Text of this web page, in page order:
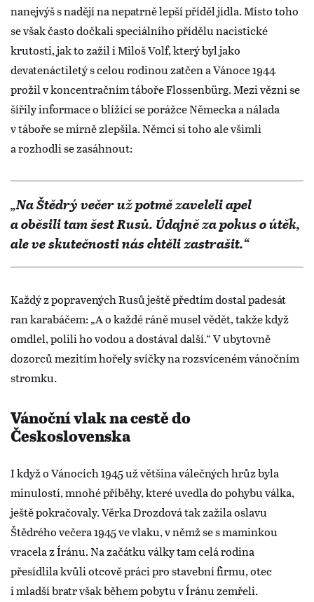
nanejvýš s nadějí na nepatrně lepší příděl jídla. Místo toho
se však často dočkali speciálního přídělu nacistické
krutosti, jak to zažil i Miloš Volf, který byl jako
devatenáctiletý s celou rodinou zatčen a Vánoce 1944
prožil v koncentračním táboře Flossenbürg. Mezi vězni se
šířily informace o blížící se porážce Německa a nálada
v táboře se mírně zlepšila. Němci si toho ale všimli
a rozhodli se zasáhnout:
„Na Štědrý večer už potmě zaveleli apel
a oběsili tam šest Rusů. Údajně za pokus o útěk,
ale ve skutečnosti nás chtěli zastrašit.“
Každý z popravených Rusů ještě předtím dostal padesát
ran karabáčem: „A o každé ráně musel vědět, takže když
omdlel, polili ho vodou a dostával další.“ V ubytovně
dozorců mezitím hořely svíčky na rozsvíceném vánočním
stromku.
Vánoční vlak na cestě do
Československa
I když o Vánocích 1945 už většina válečných hrůz byla
minulostí, mnohé příběhy, které uvedla do pohybu válka,
ještě pokračovaly. Věrka Drozdová tak zažila oslavu
Štědrého večera 1945 ve vlaku, v němž se s maminkou
vracela z Íránu. Na začátku války tam celá rodina
přesídlila kvůli otcově práci pro stavební firmu, otec
i mladší bratr však během pobytu v Íránu zemřeli.